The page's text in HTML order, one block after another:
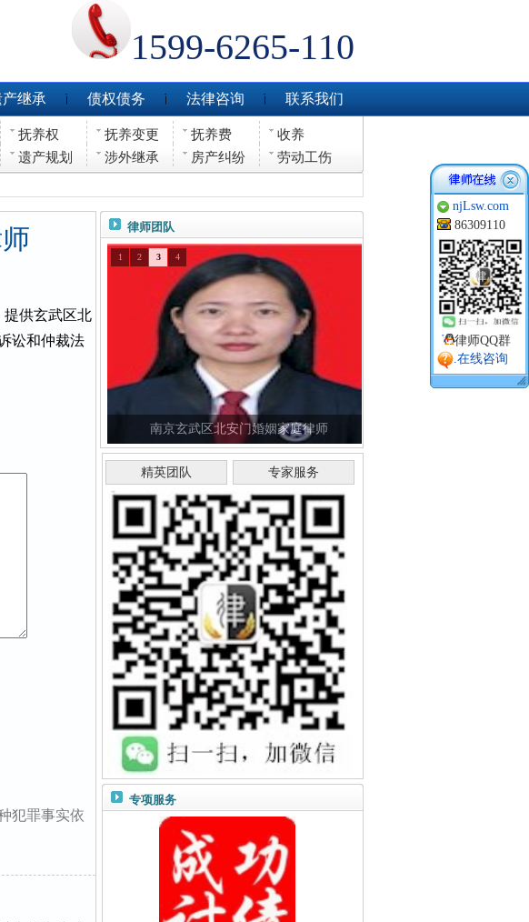
1599-6265-110
继承 债权债务 法律咨询 联系我们
抚养权 抚养变更 抚养费
收养
遗产规划 涉外继承 房产纠纷 劳动工伤
提供玄武区北
讼和仲裁法
犯罪事实依
律师团队
南京玄武区北安门婚姻家庭律师
1 2 3 4
精英团队 专家服务
专项服务
njLsw.com
86309110
律师QQ群
.在线咨询